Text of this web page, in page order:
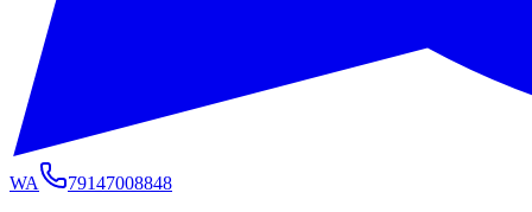
WA
79147008848